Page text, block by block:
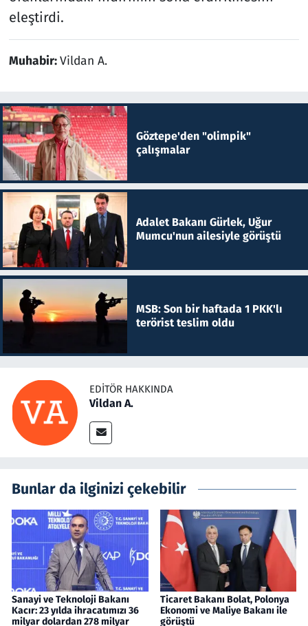
eleştirdi.
Muhabir:Vildan A.
Göztepe'den "olimpik"
çalışmalar
Adalet Bakanı Gürlek, Uğur
Mumcu'nun ailesiyle görüştü
MSB: Son bir haftada 1 PKK'lı
terörist teslim oldu
EDITÖR HAKKINDA
Vildan A.
Bunlar da ilginizi çekebilir
Sanayi ve Teknoloji Bakanı
Kacır: 23 yılda ihracatımızı 36
milyar dolardan 278 milyar
Ticaret Bakanı Bolat, Polonya
Ekonomi ve Maliye Bakanı ile
görüştü